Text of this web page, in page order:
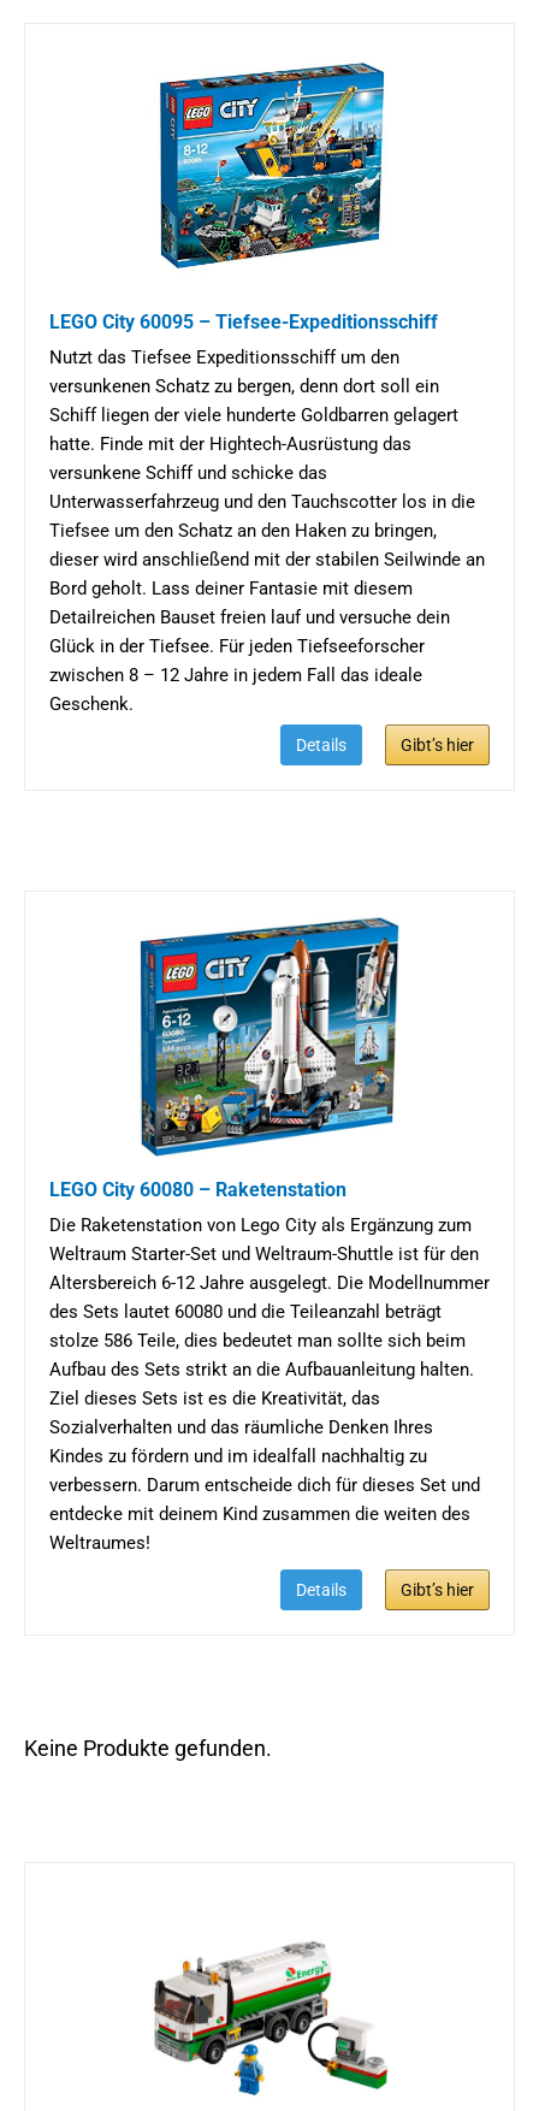
LEGO City 60095 – Tiefsee-Expeditionsschiff
Nutzt das Tiefsee Expeditionsschiff um den
versunkenen Schatz zu bergen, denn dort soll ein
Schiff liegen der viele hunderte Goldbarren gelagert
hatte. Finde mit der Hightech-Ausrüstung das
versunkene Schiff und schicke das
Unterwasserfahrzeug und den Tauchscotter los in die
Tiefsee um den Schatz an den Haken zu bringen,
dieser wird anschließend mit der stabilen Seilwinde an
Bord geholt. Lass deiner Fantasie mit diesem
Detailreichen Bauset freien lauf und versuche dein
Glück in der Tiefsee. Für jeden Tiefseeforscher
zwischen 8 – 12 Jahre in jedem Fall das ideale
Geschenk.
Details Gibt’s hier
LEGO City 60080 – Raketenstation
Die Raketenstation von Lego City als Ergänzung zum
Weltraum Starter-Set und Weltraum-Shuttle ist für den
Altersbereich 6-12 Jahre ausgelegt. Die Modellnummer
des Sets lautet 60080 und die Teileanzahl beträgt
stolze 586 Teile, dies bedeutet man sollte sich beim
Aufbau des Sets strikt an die Aufbauanleitung halten.
Ziel dieses Sets ist es die Kreativität, das
Sozialverhalten und das räumliche Denken Ihres
Kindes zu fördern und im idealfall nachhaltig zu
verbessern. Darum entscheide dich für dieses Set und
entdecke mit deinem Kind zusammen die weiten des
Weltraumes!
Details Gibt’s hier
Keine Produkte gefunden.